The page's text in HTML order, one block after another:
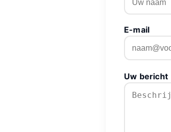
E-mail
Uw bericht